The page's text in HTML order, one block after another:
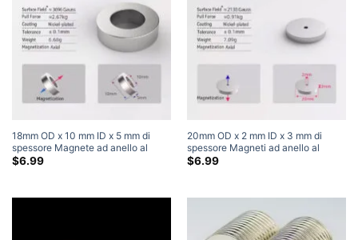
18mm OD x 10 mm ID x 5 mm di
spessore Magnete ad anello al
neodimio Forte magnete circolare a
$6.99
20mm OD x 2 mm ID x 3 mm di
spessore Magneti ad anello al
neodimio N35 Magneti a tubo super
$6.99